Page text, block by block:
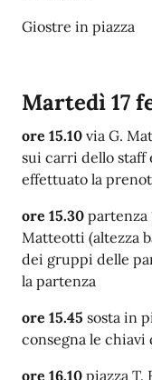
Giostre in piazza
Martedì 17
ore 15.10 via G.
sui carri dello staff
effettuato la
ore 15.30 partenza
Matteotti (altezza
dei gruppi delle
la partenza
ore 15.45 sosta in
consegna le chiavi
ore 16.10 piazza T.